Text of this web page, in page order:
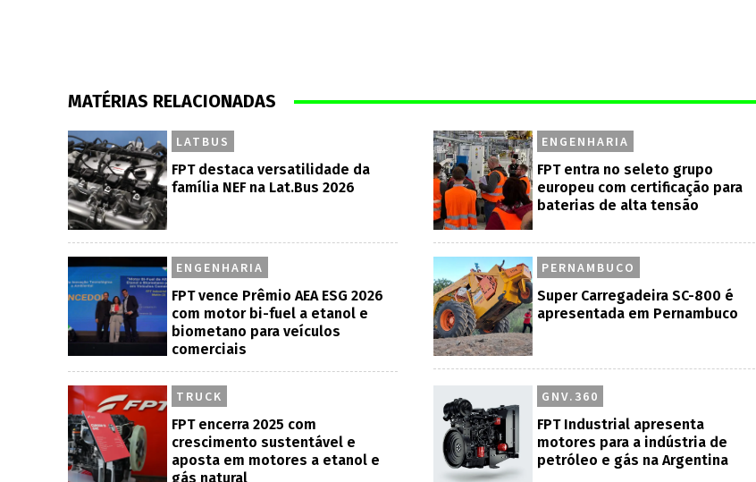
MATÉRIAS RELACIONADAS
LATBUS
FPT destaca versatilidade da
família NEF na Lat.Bus 2026
ENGENHARIA
FPT entra no seleto grupo
europeu com certificação para
baterias de alta tensão
ENGENHARIA
FPT vence Prêmio AEA ESG 2026
com motor bi-fuel a etanol e
biometano para veículos
comerciais
PERNAMBUCO
Super Carregadeira SC-800 é
apresentada em Pernambuco
TRUCK
FPT encerra 2025 com
crescimento sustentável e
aposta em motores a etanol e
gás natural
GNV.360
FPT Industrial apresenta
motores para a indústria de
petróleo e gás na Argentina